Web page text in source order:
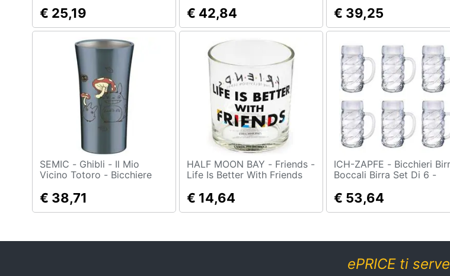
Casalinghi
Abbigliamento
Libri, cd e dvd
Promozioni
€ 25,19 € 42,84 € 39,25
SEMIC - Ghibli - Il Mio
Vicino Totoro - Bicchiere
€ 38,71
HALF MOON BAY - Friends -
Life Is Better With Friends
€ 14,64
ICH-ZAPFE - Bicchieri Birra
Boccali Birra Set Di 6 -
€ 53,64
ePRICE ti serve